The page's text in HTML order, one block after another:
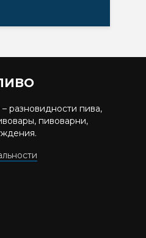
разновидности пива,
пивоварни,